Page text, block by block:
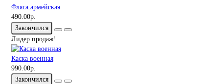
Фляга армейская
490.00р.
Закончился
Лидер продаж!
Каска военная
990.00р.
Закончился